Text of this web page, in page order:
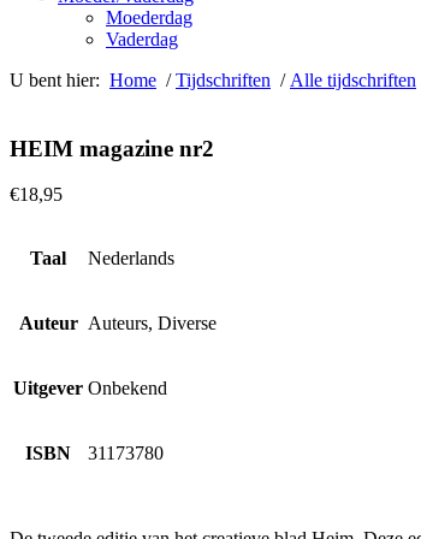
Moederdag
Vaderdag
U bent hier: Home /Tijdschriften / Alle tijdschriften
HEIM magazine nr2
€18,95
Taal Nederlands
Auteur Auteurs, Diverse
Uitgever Onbekend
ISBN 31173780